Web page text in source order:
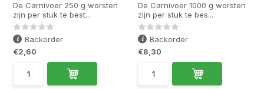
De Carnivoer 250 g worsten
zijn per stuk te best...
Backorder
€2,60
De Carnivoer 1000 g worsten
zijn per stuk te bes...
Backorder
€8,30